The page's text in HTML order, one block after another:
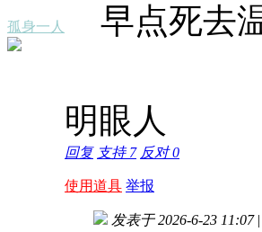
孤身一人 早点死去
明眼人
回复 支持7 反对0
使用道具 举报
发表于 2026-6-23 11:07 |